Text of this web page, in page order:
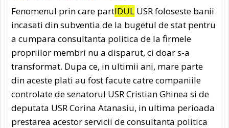
Fenomenul prin care partIDUL USR foloseste banii
incasati din subventia de la bugetul de stat pentru
a cumpara consultanta politica de la firmele
propriilor membri nu a disparut, ci doar s-a
transformat. Dupa ce, in ultimii ani, mare parte
din aceste plati au fost facute catre companiile
controlate de senatorul USR Cristian Ghinea si de
deputata USR Corina Atanasiu, in ultima perioada
prestarea acestor servicii de consultanta politica